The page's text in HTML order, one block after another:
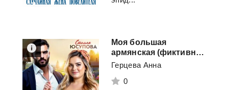
Моя большая
армянская (фиктивная) свадьба
Герцева Анна
0